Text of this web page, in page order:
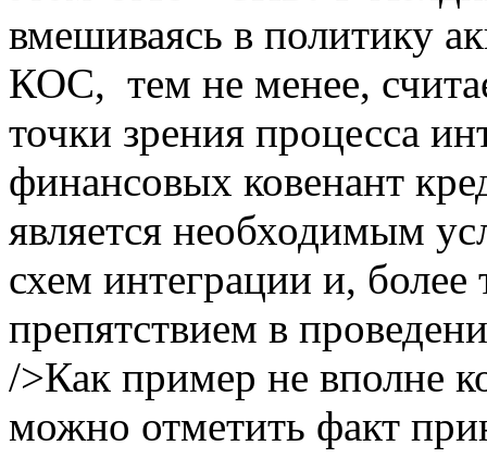
вмешиваясь в политику
КОС, тем не менее,
точки зрения процесса
финансовых ковенант
является необходимым
схем интеграции и, более
препятствием в
/>Как пример не вполне
можно отметить факт